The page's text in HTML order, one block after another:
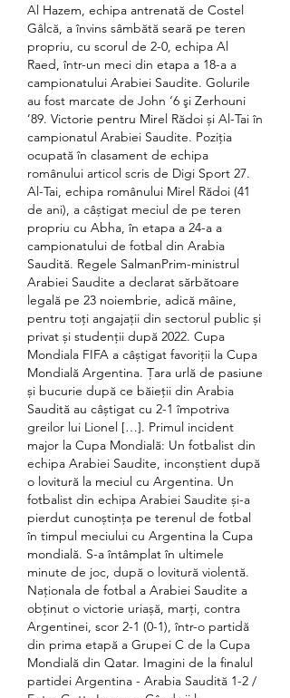
Al Hazem, echipa antrenată de Costel
Gâlcă, a învins sâmbătă seară pe teren
propriu, cu scorul de 2-0, echipa Al
Raed, într-un meci din etapa a 18-a a
campionatului Arabiei Saudite. Golurile
au fost marcate de John ‘6 şi Zerhouni
’89. Victorie pentru Mirel Rădoi și Al-Tai în
campionatul Arabiei Saudite. Poziția
ocupată în clasament de echipa
românului articol scris de Digi Sport 27.
Al-Tai, echipa românului Mirel Rădoi (41
de ani), a câștigat meciul de pe teren
propriu cu Abha, în etapa a 24-a a
campionatului de fotbal din Arabia
Saudită. Regele SalmanPrim-ministrul
Arabiei Saudite a declarat sărbătoare
legală pe 23 noiembrie, adică mâine,
pentru toți angajații din sectorul public și
privat și studenții după 2022. Cupa
Mondiala FIFA a câștigat favoriții la Cupa
Mondială Argentina. Țara urlă de pasiune
și bucurie după ce băieții din Arabia
Saudită au câștigat cu 2-1 împotriva
greilor lui Lionel […]. Primul incident
major la Cupa Mondială: Un fotbalist din
echipa Arabiei Saudite, inconștient după
o lovitură la meciul cu Argentina. Un
fotbalist din echipa Arabiei Saudite și-a
pierdut cunoștința pe terenul de fotbal
în timpul meciului cu Argentina la Cupa
mondială. S-a întâmplat în ultimele
minute de joc, după o lovitură violentă.
Naționala de fotbal a Arabiei Saudite a
obținut o victorie uriașă, marți, contra
Argentinei, scor 2-1 (0-1), într-o partidă
din prima etapă a Grupei C de la Cupa
Mondială din Qatar. Imagini de la finalul
partidei Argentina - Arabia Saudită 1-2 /